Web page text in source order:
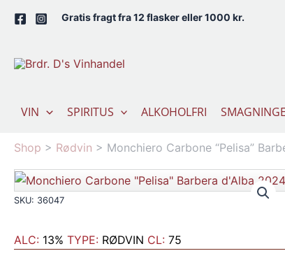
Gratis fragt fra 12 flasker eller 1000 kr.
VIN SPIRITUS ALKOHOLFRI
Shop > Rødvin > Monchiero Carbone “Pelisa”
SKU: 36047
ALC: 13% TYPE: RØDVIN CL: 75